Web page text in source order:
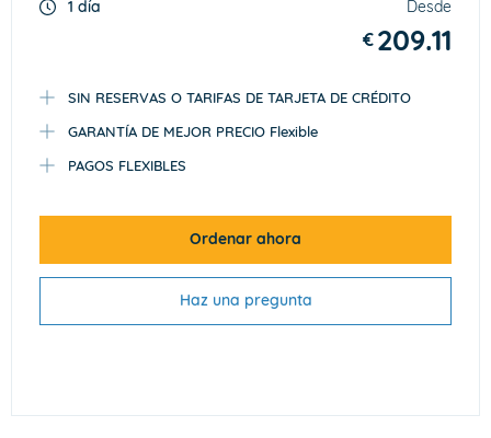
1 día Desde
€ 209.11
SIN RESERVAS O TARIFAS DE TARJETA DE CRÉDITO
GARANTÍA DE MEJOR PRECIO Flexible
PAGOS FLEXIBLES
Ordenar ahora
Haz una pregunta